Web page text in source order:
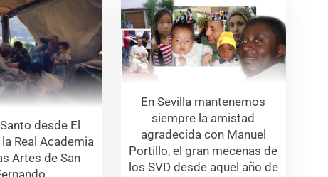
desde El
Real Academia
Artes de San
En Sevilla mantenemos
siempre la amistad
agradecida con Manuel
Portillo, el gran mecenas de
los SVD desde aquel año de